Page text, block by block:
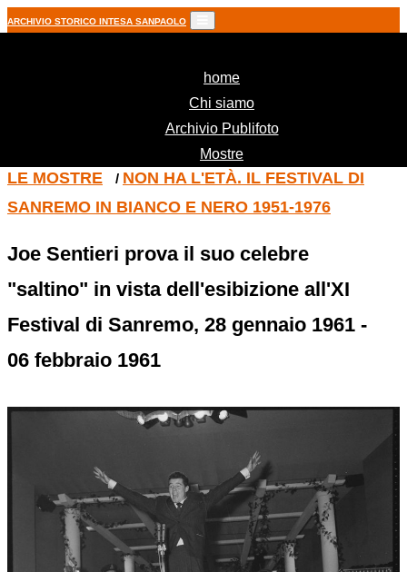
ARCHIVIO STORICO INTESA SANPAOLO
home(current)
Chi siamo
Archivio Publifoto
Mostre
LE MOSTRE / NON HA L'ETÀ. IL FESTIVAL DI
SANREMO IN BIANCO E NERO 1951-1976
Joe Sentieri prova il suo celebre
"saltino" in vista dell'esibizione all'XI
Festival di Sanremo, 28 gennaio 1961 -
06 febbraio 1961